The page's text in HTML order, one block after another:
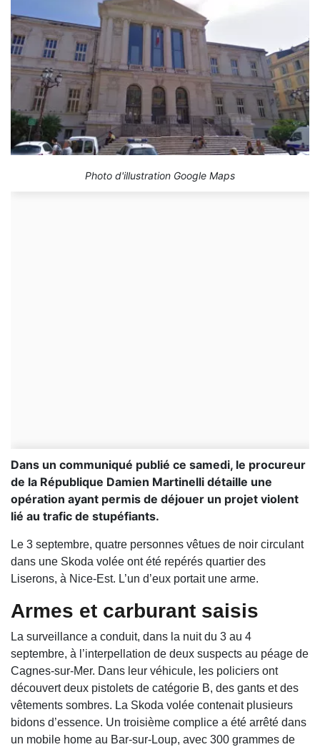
Photo d'illustration Google Maps
Dans un communiqué publié ce samedi, le procureur
de la République Damien Martinelli détaille une
opération ayant permis de déjouer un projet violent
lié au trafic de stupéfiants.
Le 3 septembre, quatre personnes vêtues de noir circulant
dans une Skoda volée ont été repérés quartier des
Liserons, à Nice-Est. L’un d’eux portait une arme.
Armes et carburant saisis
La surveillance a conduit, dans la nuit du 3 au 4
septembre, à l’interpellation de deux suspects au péage de
Cagnes-sur-Mer. Dans leur véhicule, les policiers ont
découvert deux pistolets de catégorie B, des gants et des
vêtements sombres. La Skoda volée contenait plusieurs
bidons d’essence. Un troisième complice a été arrêté dans
un mobile home au Bar-sur-Loup, avec 300 grammes de